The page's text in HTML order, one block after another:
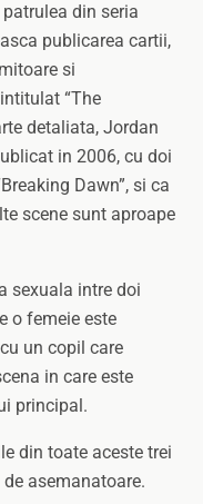
din seria
publicarea cartii,
si
“The
detaliata, Jordan
in 2006, cu doi
Dawn”, si ca
scene sunt aproape
sexuala intre doi
o femeie este
un copil care
in care este
principal.
din toate aceste trei
asemanatoare.